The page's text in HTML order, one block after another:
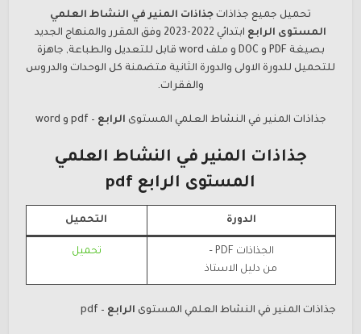
تحميل جميع جذاذات جذاذات المنير في النشاط العلمي
المستوى الرابع
ابتدائي 2022-2023 وفق المقرر والمنهاج الجديد
بصيغة PDF و DOC و ملف word قابل للتعديل والطباعة, جاهزة
للتحميل للدورة الاولى والدورة الثانية متضمنة كل الوحدات والدروس
والفقرات.
جذاذات المنير في النشاط العلمي المستوى الرابع – pdf و word
جذاذات المنير في النشاط العلمي
المستوى الرابع
الدورة التحميل
الجذاذات PDF –
من دليل الاستاذ
تحميل
جذاذات المنير في النشاط العلمي المستوى الرابع – pdf